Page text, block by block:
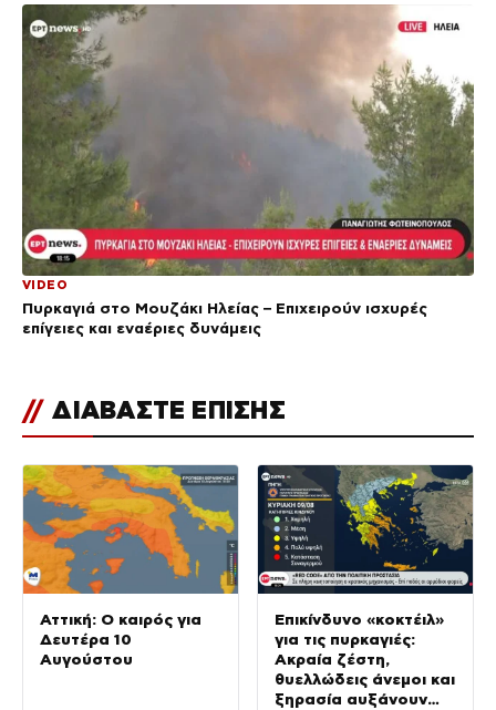
VIDEO
Πυρκαγιά στο Μουζάκι Ηλείας – Επιχειρούν ισχυρές
επίγειες και εναέριες δυνάμεις
// ΔΙΑΒΑΣΤΕ ΕΠΙΣΗΣ
Αττική: Ο καιρός για
Δευτέρα 10
Αυγούστου
Επικίνδυνο «κοκτέιλ»
για τις πυρκαγιές:
Ακραία ζέστη,
θυελλώδεις άνεμοι και
ξηρασία αυξάνουν